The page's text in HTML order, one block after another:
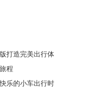
打造完美出行体
程
乐的小车出行时